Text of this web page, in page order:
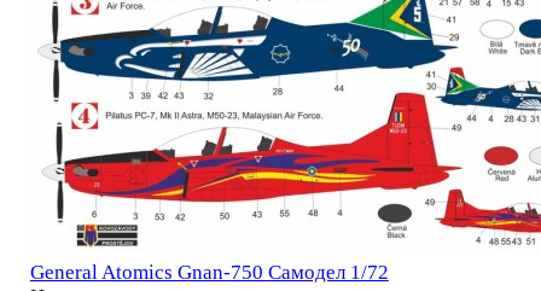
General Atomics Gnan-750 Самодел 1/72